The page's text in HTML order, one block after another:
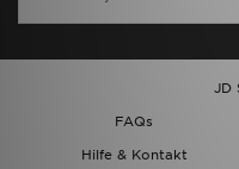
JD
FAQs
Hilfe & Kontakt